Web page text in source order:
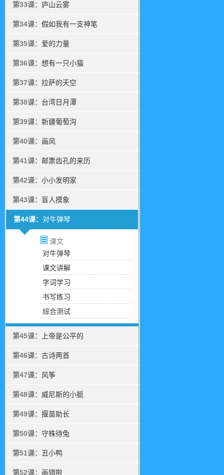
第33课： 庐山云雾
第34课： 假如我有一支神笔
第35课： 爱的力量
第36课： 想有一只小猫
第37课： 拉萨的天空
第38课： 台湾日月潭
第39课： 新疆葡萄沟
第40课： 画风
第41课： 邮票齿孔的来历
第42课： 小小发明家
第43课： 盲人摸象
第44课： 对牛弹琴
课文
对牛弹琴
课文讲解
字词学习
书写练习
综合测试
第45课： 上帝是公平的
第46课： 古诗两首
第47课： 风筝
第48课： 威尼斯的小艇
第49课： 揠苗助长
第50课： 守株待兔
第51课： 丑小鸭
第52课： 画错啦